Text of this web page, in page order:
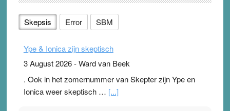
Skepsis Error SBM
Ype & Ionica zijn skeptisch
3 August 2026-Ward van Beek
. Ook in het zomernummer van Skepter zijn Ype en
Ionica weer skeptisch … [...]